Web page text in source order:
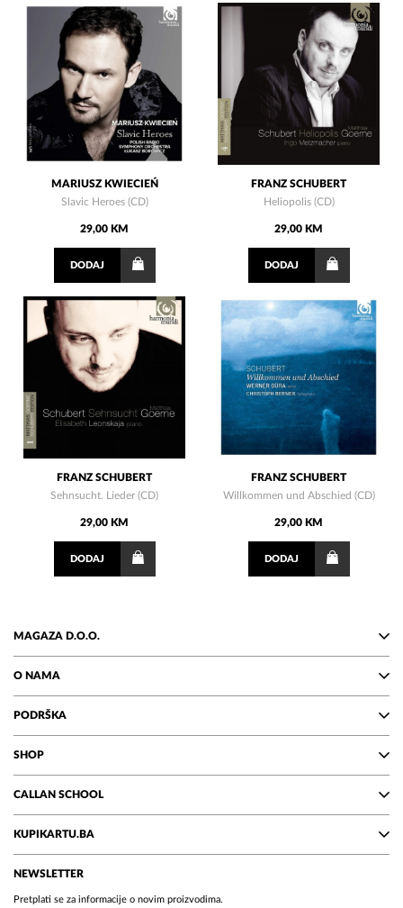
MARIUSZ KWIECIEŃ
Slavic Heroes (CD)
29,00 KM
DODAJ
FRANZ SCHUBERT
Heliopolis (CD)
29,00 KM
DODAJ
FRANZ SCHUBERT
Sehnsucht. Lieder (CD)
29,00 KM
DODAJ
FRANZ SCHUBERT
Willkommen und Abschied (CD)
29,00 KM
DODAJ
MAGAZA D.O.O.
O NAMA
PODRŠKA
SHOP
CALLAN SCHOOL
KUPIKARTU.BA
NEWSLETTER
Pretplati se za informacije o novim proizvodima.